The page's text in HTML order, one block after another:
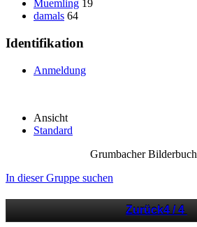
Muemling 19
damals 64
Identifikation
Anmeldung
Ansicht
Standard
Grumbacher Bilderbuch
In dieser Gruppe suchen
Zurück4 / 4